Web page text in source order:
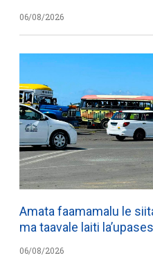
06/08/2026
Amata faamamalu le
ma taavale laiti
06/08/2026